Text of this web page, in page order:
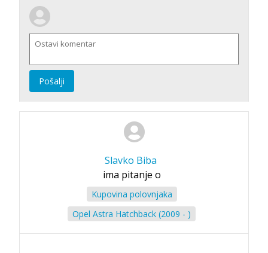
Pošalji
Slavko Biba
ima pitanje o
Kupovina polovnjaka
Opel Astra Hatchback (2009 - )